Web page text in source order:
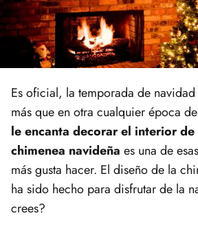
Es oficial, la temporada de
más que en otra cualquier época
le encanta decorar el interior de
chimenea navideña es una de
más gusta hacer. El diseño de la
ha sido hecho para disfrutar de la
crees?